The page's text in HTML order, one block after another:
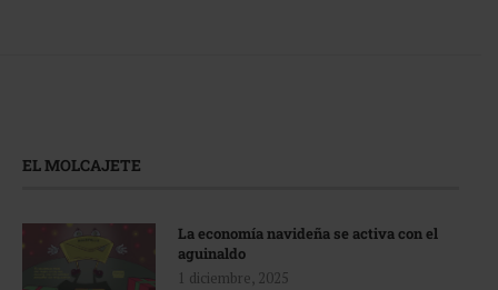
EL MOLCAJETE
La economía navideña se activa con el
aguinaldo
1 diciembre, 2025